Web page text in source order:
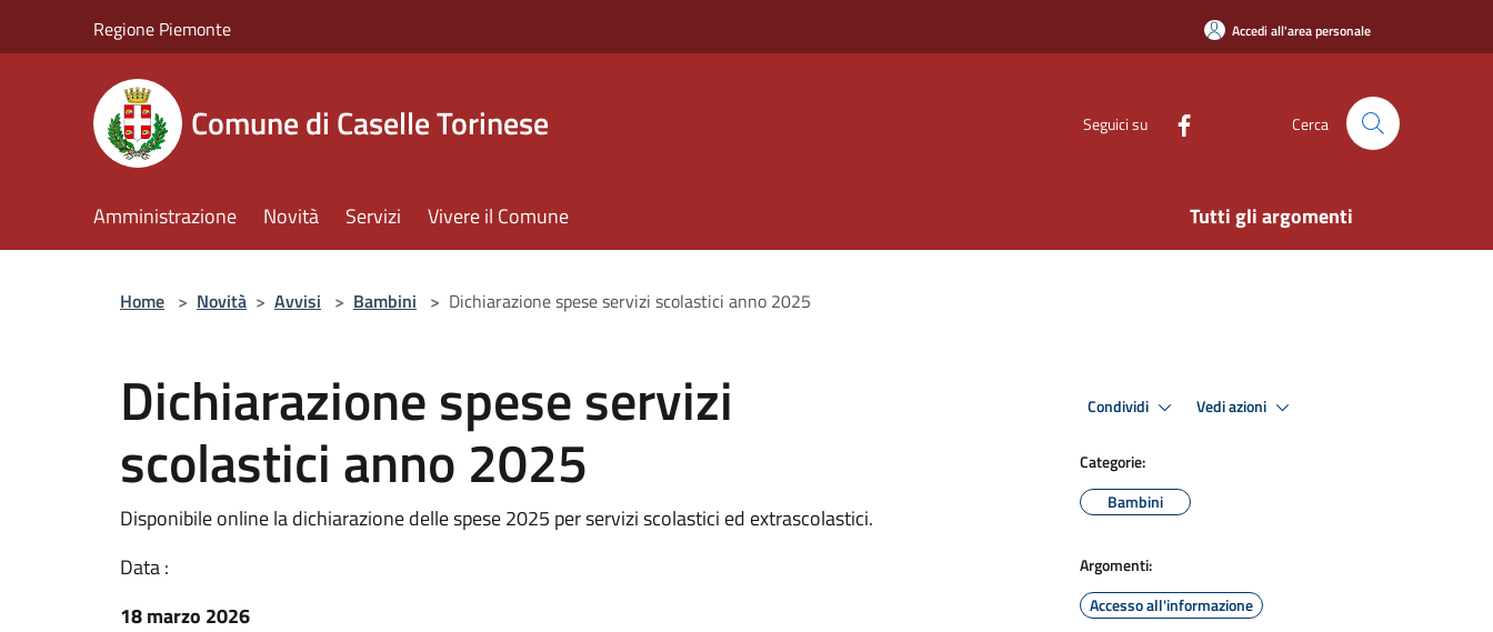
Regione Piemonte Accedi all'area personale
Comune di Caselle Torinese Seguici su Cerca
Amministrazione Novità Servizi Vivere il Comune Tutti gli argomenti
Home > Novità > Avvisi > Bambini > Dichiarazione spese servizi scolastici anno 2025
Dichiarazione spese servizi
scolastici anno 2025
Disponibile online la dichiarazione delle spese 2025 per servizi scolastici ed extrascolastici.
Data :
18 marzo 2026
Condividi Vedi azioni
Categorie:
Bambini
Argomenti:
Accesso all'informazione